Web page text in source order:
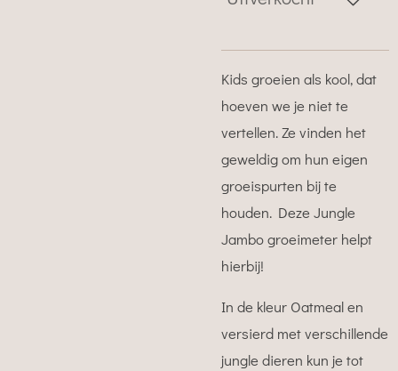
Kids groeien als kool, dat
hoeven we je niet te
vertellen. Ze vinden het
geweldig om hun eigen
groeispurten bij te
houden. Deze Jungle
Jambo groeimeter helpt
hierbij!
In de kleur Oatmeal en
versierd met verschillende
jungle dieren kun je tot